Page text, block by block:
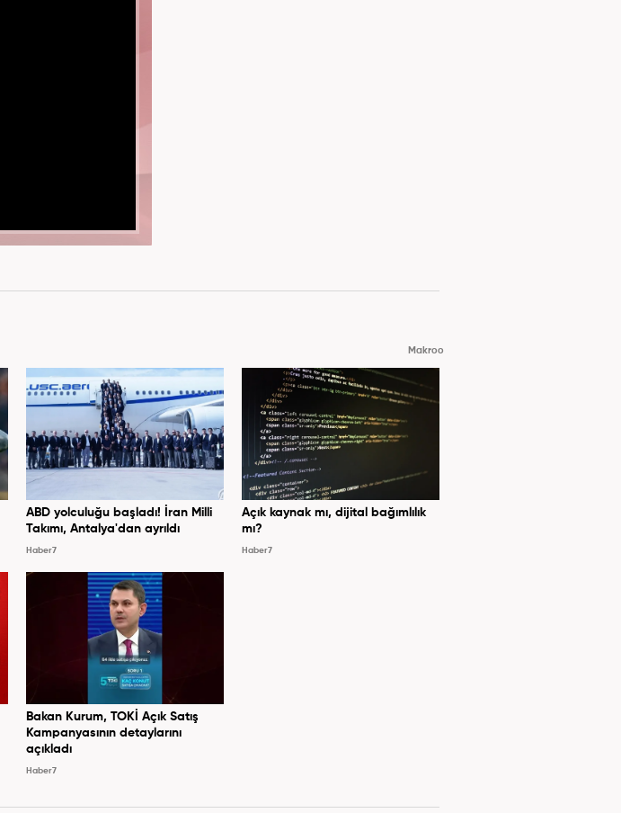
Makroo
ABD yolculuğu başladı! İran Milli
Takımı, Antalya'dan ayrıldı
Haber7
Açık kaynak mı, dijital bağımlılık
mı?
Haber7
Bakan Kurum, TOKİ Açık Satış
Kampanyasının detaylarını
açıkladı
Haber7